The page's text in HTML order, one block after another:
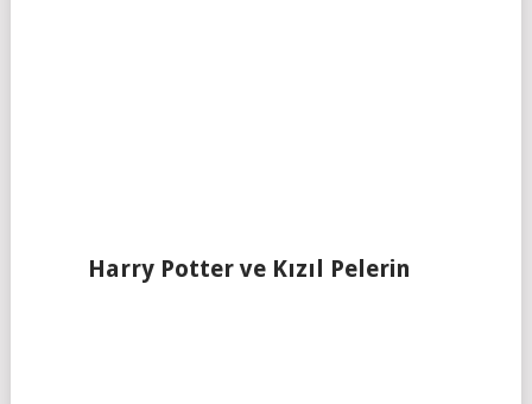
Harry Potter ve Kızıl Pelerin